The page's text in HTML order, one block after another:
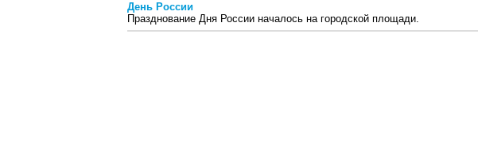
День России
Празднование Дня России началось на городской площади.